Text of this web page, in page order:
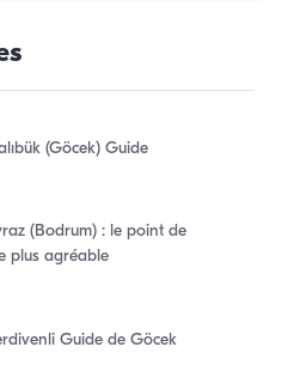
(Göcek) Guide
(Bodrum) : le point de
plus agréable
Guide de Göcek